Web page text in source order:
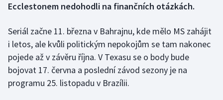
Florbal
Futsal
Golf
Gymnastika
Ecclestonem nedohodli na finančních otázkách.
Seriál začne 11. března v Bahrajnu, kde mělo MS zahájit
i letos, ale kvůli politickým nepokojům se tam nakonec
pojede až v závěru října. V Texasu se o body bude
bojovat 17. června a poslední závod sezony je na
programu 25. listopadu v Brazílii.